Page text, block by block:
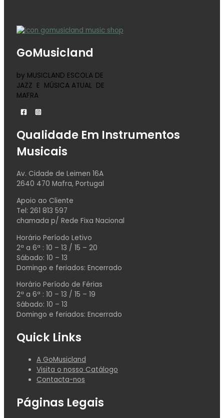
GoMusicland
by MUSICLAND ESCOLA DE
JAZZ E MÚSICA ATUAL DE
MAFRA
Qualidade Em Instrumentos
Musicais
Av. Cidade de Leimen 16A
2640 470 Mafra, Portugal
Apoio ao Cliente
Tel: 261 813 597
chamada p/ Rede Fixa Nacional
Horário Período Letivo
2ª a 6ª : 10 – 13 / 15 – 20
Sábado: 10 – 13
Domingo e feriados: Encerrado
Horário Período de Férias
2ª a 6ª : 10 – 13 / 15 – 19
Sábado: 10 – 13
Domingo e feriados: Encerrado
Quick Links
A GoMusicland
Visita o nosso Catálogo
Contacta-nos
Páginas Legais